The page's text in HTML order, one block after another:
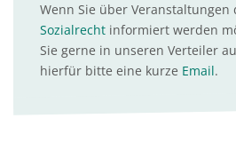
Wenn Sie über Veranstaltungen
Sozialrecht informiert werden
Sie gerne in unseren Verteiler
hierfür bitte eine kurze Email.